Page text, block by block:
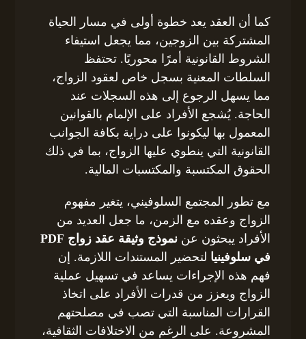
كما أن العقد يعد خطوة أولى في مسار الحياة
المشتركة بين الزوجين، مما يجعل استيفاء
الشروط القانونية أمرًا محوريًا. تحتفظ
السلطات المعنية بسجل خاص لعقود الزواج،
مما يسهل الرجوع إلى هذه السجلات عند
الحاجة. يُشجع الأفراد على الإلمام بالقوانين
المعمول بها ليكونوا على دراية بكافة الجوانب
القانونية التي ينطوي عليها الزواج، بما في ذلك
الحقوق المكتسبة والمكتسبات المالية.
مع تطور المجتمع السلوفيني، يتغير مفهوم
الزواج وعقده مع الزمن، ما جعل العديد من
الأفراد يبحثون عن
نموذج وثيقة عقد زواج PDF
في سلوفينيا لتحضير المستندات اللازمة. إن
فهم هذه الإجراءات يساعد في تسهيل عملية
الزواج ويعزز من قدرات الأفراد على اتخاذ
القرارات المناسبة التي تصب في مصلحتهم
المشروعة. على الرغم من الاختلافات الثقافية،